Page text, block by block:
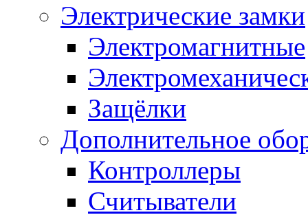
Электрические замки
Электромагнитные
Защёлки
Дополнительное
Контроллеры
Считыватели